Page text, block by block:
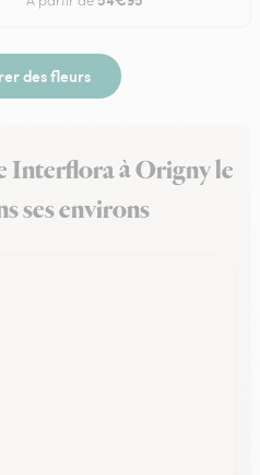
des fleurs
Interflora à Origny le
ses environs